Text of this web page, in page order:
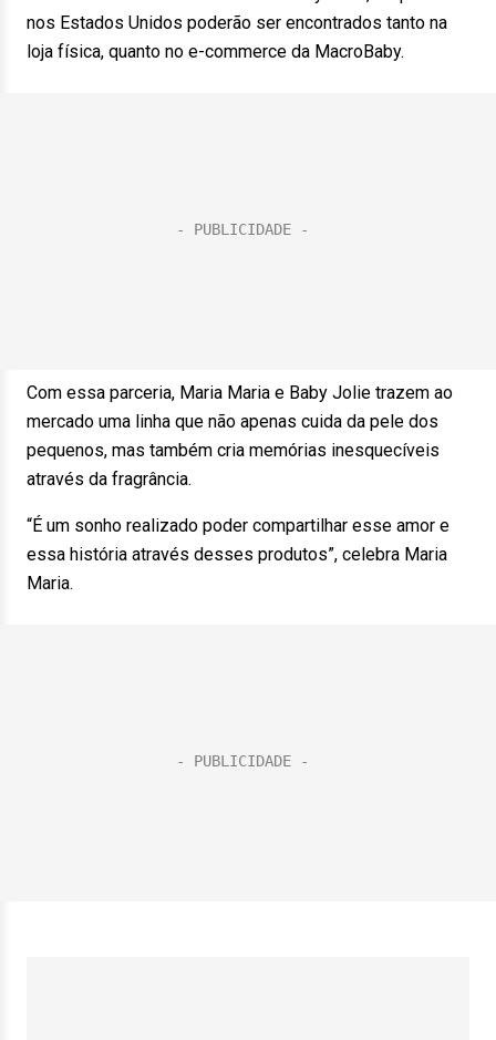
nos Estados Unidos poderão ser encontrados tanto na
loja física, quanto no e-commerce da MacroBaby.
Com essa parceria, Maria Maria e Baby Jolie trazem ao
mercado uma linha que não apenas cuida da pele dos
pequenos, mas também cria memórias inesquecíveis
através da fragrância.
“É um sonho realizado poder compartilhar esse amor e
essa história através desses produtos”, celebra Maria
Maria.